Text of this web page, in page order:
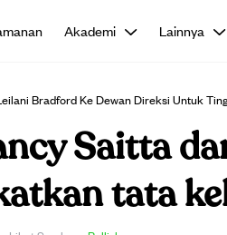
Akademi Lainnya
Bradford Ke Dewan Direksi Untuk
Saitta
tata